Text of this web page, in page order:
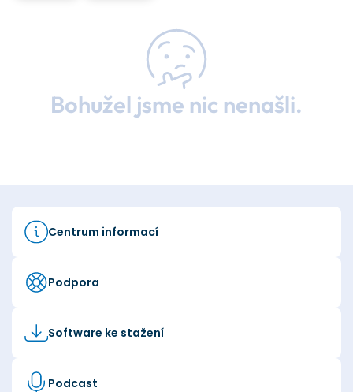
Bohužel jsme nic nenašli.
Centrum informací
Podpora
Software ke stažení
Podcast